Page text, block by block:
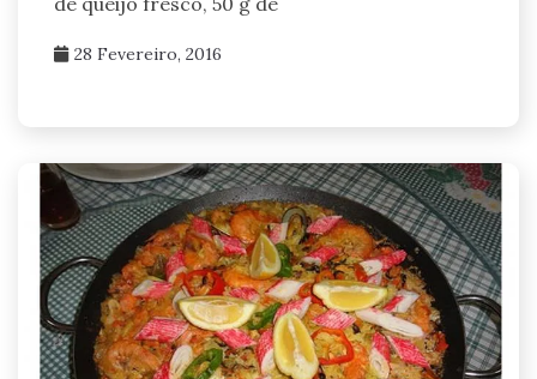
28 Fevereiro, 2016